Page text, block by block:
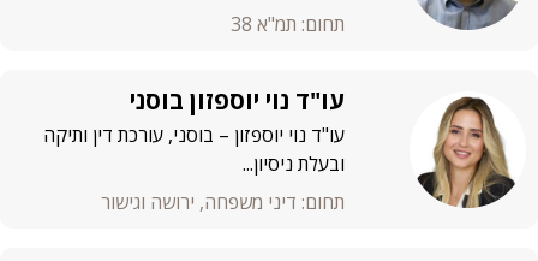
תחום: תמ"א 38
עו"ד נוי יוספזון בוסני
עו"ד נוי יוספזון – בוסני, עורכת דין ותיקה
ובעלת ניסיון...
תחום: דיני משפחה, ירושה וגישור